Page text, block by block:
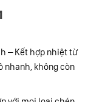
– Kết hợp nhiệt từ
nhanh, không còn